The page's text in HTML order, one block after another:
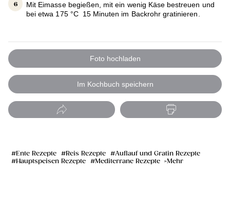
Mit Eimasse begießen, mit ein wenig Käse bestreuen und
bei etwa 175 °C 15 Minuten im Backrohr gratinieren.
Foto hochladen
Im Kochbuch speichern
Ente Rezepte Reis Rezepte
Auflauf und Gratin Rezepte
Hauptspeisen Rezepte
Mediterrane Rezepte Mehr